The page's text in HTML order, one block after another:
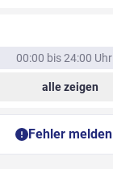
00:00 bis 24:00 Uhr
alle zeigen
Fehler melden